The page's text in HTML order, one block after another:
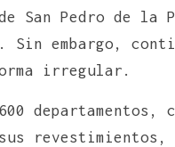
San Pedro de la
Sin embargo,
irregular.
departamentos,
revestimientos,